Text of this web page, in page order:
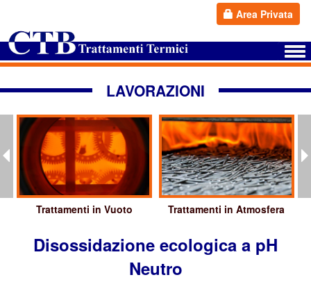
Area Privata
LAVORAZIONI
Trattamenti in Vuoto Trattamenti in Atmosfera
Disossidazione ecologica a pH
Neutro